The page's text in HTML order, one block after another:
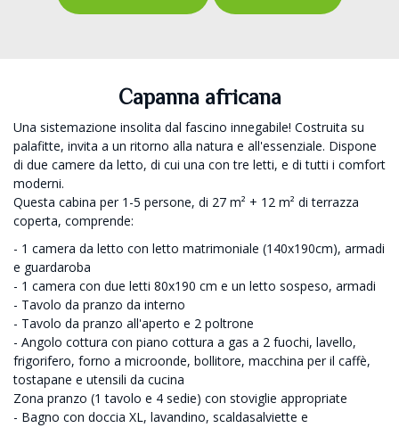
Capanna africana
Una sistemazione insolita dal fascino innegabile! Costruita su
palafitte, invita a un ritorno alla natura e all'essenziale. Dispone
di due camere da letto, di cui una con tre letti, e di tutti i comfort
moderni.
Questa cabina per 1-5 persone, di 27 m² + 12 m² di terrazza
coperta, comprende:
- 1 camera da letto con letto matrimoniale (140x190cm), armadi
e guardaroba
- 1 camera con due letti 80x190 cm e un letto sospeso, armadi
- Tavolo da pranzo da interno
- Tavolo da pranzo all'aperto e 2 poltrone
- Angolo cottura con piano cottura a gas a 2 fuochi, lavello,
frigorifero, forno a microonde, bollitore, macchina per il caffè,
tostapane e utensili da cucina
Zona pranzo (1 tavolo e 4 sedie) con stoviglie appropriate
- Bagno con doccia XL, lavandino, scaldasalviette e